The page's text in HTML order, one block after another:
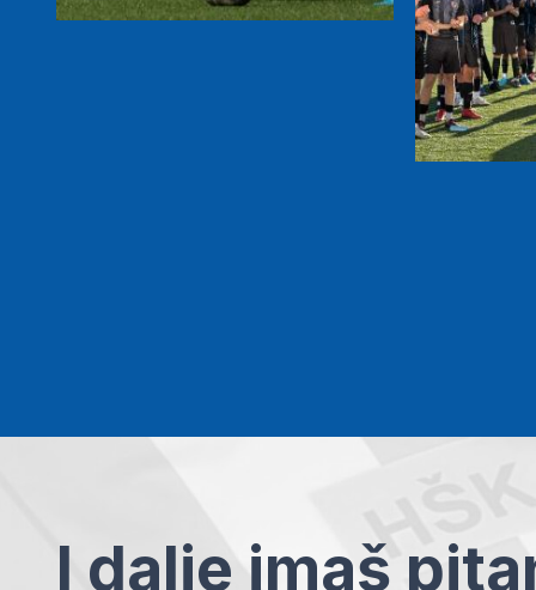
I dalje imaš